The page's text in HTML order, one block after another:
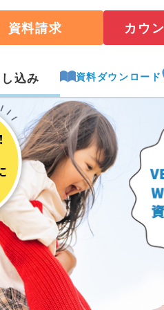
資料請求 カウ
込み 資料ダウンロード